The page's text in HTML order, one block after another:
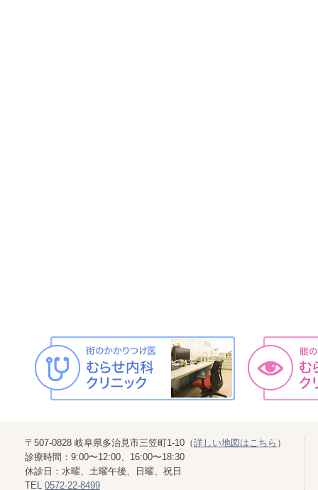
〒507-0828 岐阜県多治見市三笠町1-10（詳しい地図はこちら ）
診療時間：9:00〜12:00、16:00〜18:30
休診日：水曜、土曜午後、日曜、祝日
TEL 0572-22-8499